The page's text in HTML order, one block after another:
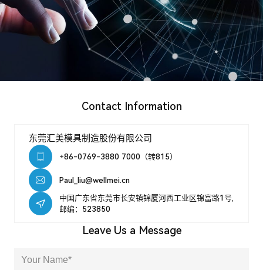
Language
Search
Contact Information
东莞汇美模具制造股份有限公司
+86-0769-3880 7000（转815）
Paul_liu@wellmei.cn
中国广东省东莞市长安镇锦厦河西工业区锦富路1号,
邮编：523850
Leave Us a Message